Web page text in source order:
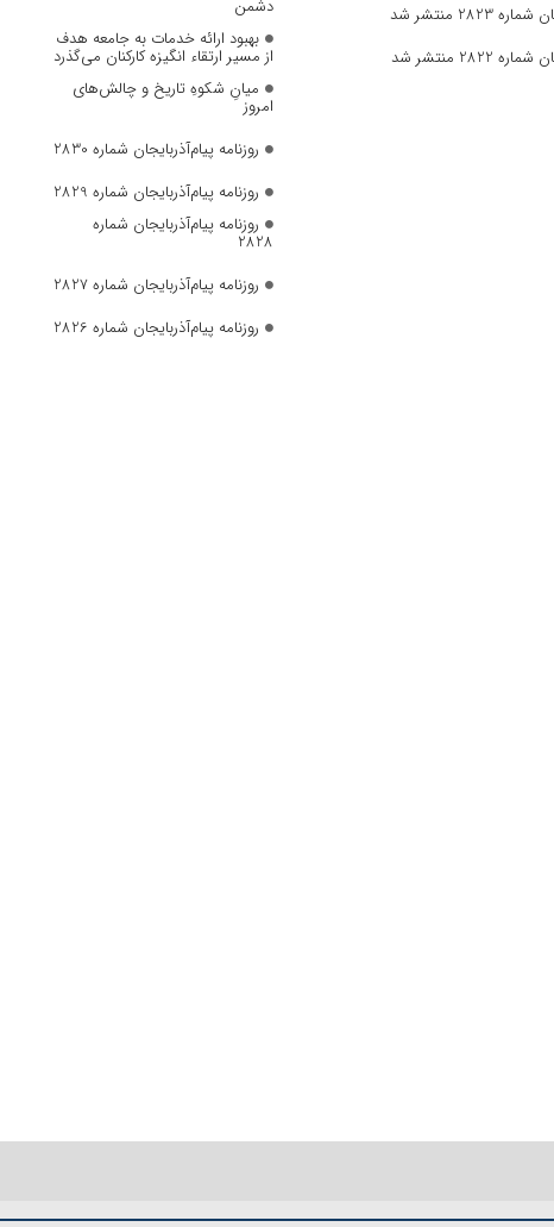
2823 منتشر شد
منتشر شد
دشمن
بهبود ارائه خدمات به جامعه هدف
از مسیر ارتقاء انگیزه کارکنان می‌گذرد
میانِ شکوهِ تاریخ و چالش‌های
امروز
روزنامه پیام‌آذربایجان شماره 2830
روزنامه پیام‌آذربایجان شماره 2829
روزنامه پیام‌آذربایجان شماره
2828
روزنامه پیام‌آذربایجان شماره 2827
روزنامه پیام‌آذربایجان شماره 2826